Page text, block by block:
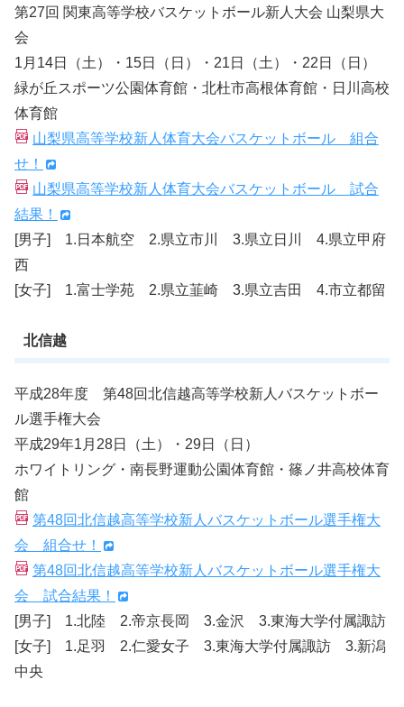
第27回 関東高等学校バスケットボール新人大会 山梨県大
会
1月14日（土）・15日（日）・21日（土）・22日（日）
緑が丘スポーツ公園体育館・北杜市高根体育館・日川高校
体育館
山梨県高等学校新人体育大会バスケットボール 組合
せ！
山梨県高等学校新人体育大会バスケットボール 試合
結果！
[男子] 1.日本航空 2.県立市川 3.県立日川 4.県立甲府
西
[女子] 1.富士学苑 2.県立韮崎 3.県立吉田 4.市立都留
北信越
平成28年度 第48回北信越高等学校新人バスケットボー
ル選手権大会
平成29年1月28日（土）・29日（日）
ホワイトリング・南長野運動公園体育館・篠ノ井高校体育
館
第48回北信越高等学校新人バスケットボール選手権大
会 組合せ！
第48回北信越高等学校新人バスケットボール選手権大
会 試合結果！
[男子] 1.北陸 2.帝京長岡 3.金沢 3.東海大学付属諏訪
[女子] 1.足羽 2.仁愛女子 3.東海大学付属諏訪 3.新潟
中央